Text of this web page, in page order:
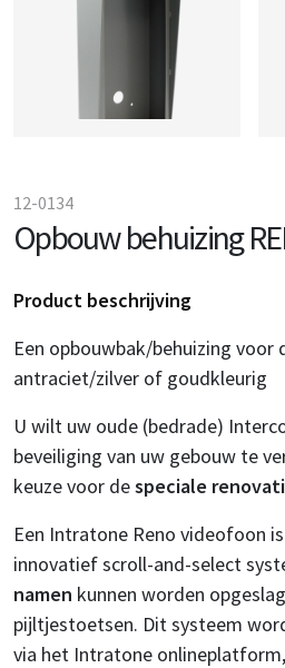
12-0134
Opbouw behuizing
Product beschrijving
Een opbouwbak/behuizing voor
antraciet/zilver of goudkleurig
U wilt uw oude (bedrade)
beveiliging van uw gebouw te
keuze voor despeciale
Een Intratone Reno videofoon
innovatief scroll-and-select
namen kunnen worden
pijltjestoetsen. Dit systeem
via het Intratone